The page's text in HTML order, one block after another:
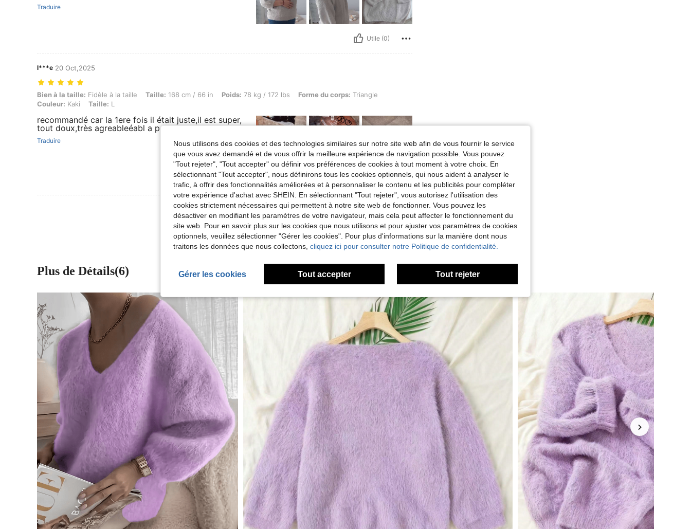
Traduire
Utile (0)
l***e 20 Oct,2025
Bien à la taille: Fidèle à la taille, Taille: 168 cm / 66 in, Poids: 78 kg / 172 lbs, Forme du corps: Triangle, Couleur: Kaki, Taille: L
Bien à la taille: Fidèle à la taille Taille: 168 cm / 66 in Poids: 78 kg / 172 lbs Forme du corps: Triangle
Couleur: Kaki Taille: L
recommandé car la 1ere fois il était juste,il est super,
tout doux,très agreableéabl a porter
Traduire
Utile (0)
Voir Plus D'avis
Plus de Détails(6)
Nous utilisons des cookies et des technologies similaires sur notre site web afin de vous fournir le service
que vous avez demandé et de vous offrir la meilleure expérience de navigation possible. Vous pouvez
"Tout rejeter", "Tout accepter" ou définir vos préférences de cookies à tout moment à votre choix. En
sélectionnant "Tout accepter", nous définirons tous les cookies optionnels, qui nous aident à analyser le
trafic, à offrir des fonctionnalités améliorées et à personnaliser le contenu et les publicités pour compléter
votre expérience d'achat avec SHEIN. En sélectionnant "Tout rejeter", vous autorisez l'utilisation des
cookies strictement nécessaires qui permettent à notre site web de fonctionner. Vous pouvez les
désactiver en modifiant les paramètres de votre navigateur, mais cela peut affecter le fonctionnement du
site web. Pour en savoir plus sur les cookies que nous utilisons et pour ajuster vos paramètres de cookies
optionnels, veuillez sélectionner "Gérer les cookies". Pour plus d'informations sur la manière dont nous
traitons les données que nous collectons, cliquez ici pour consulter notre Politique de confidentialité.
Gérer les cookies Tout accepter Tout rejeter